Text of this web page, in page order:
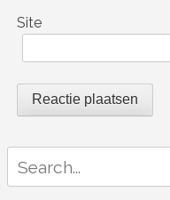
Site
for: